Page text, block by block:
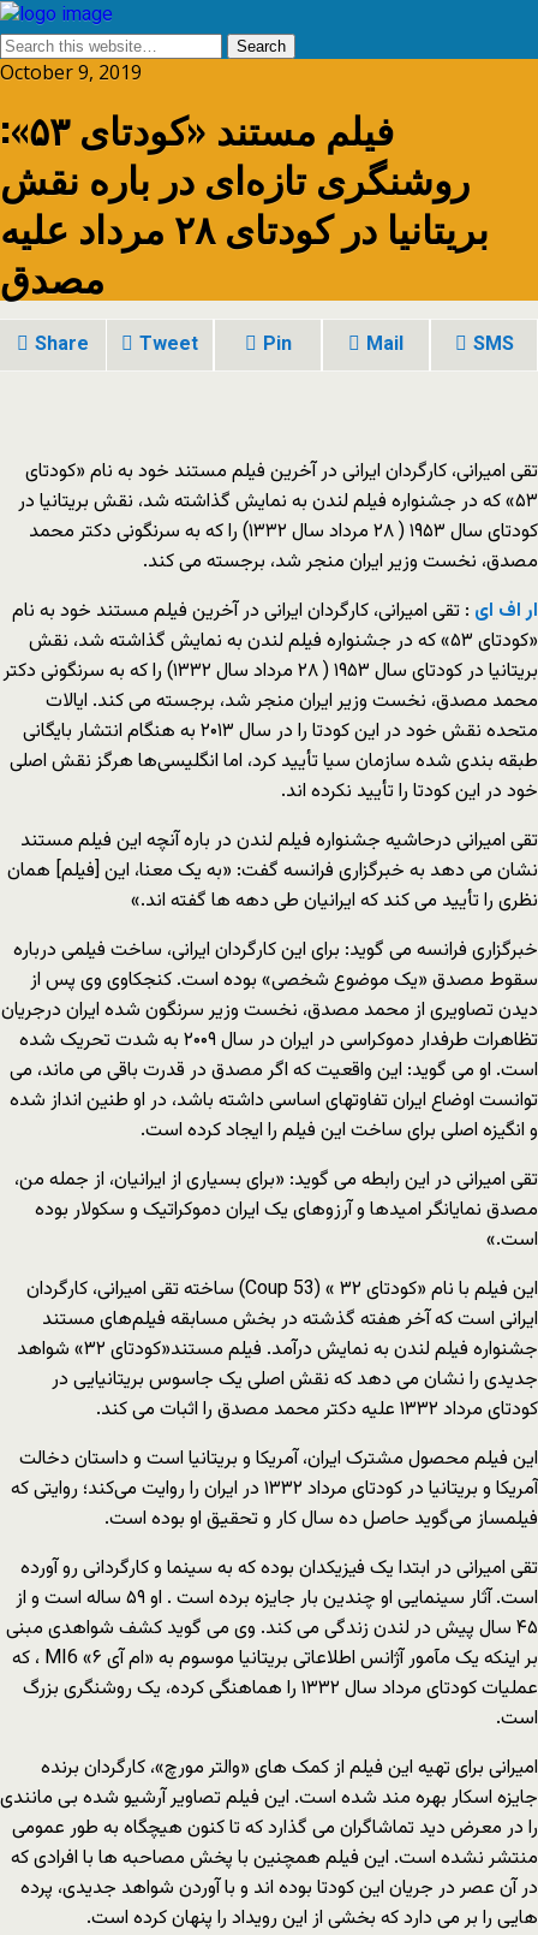
October 9, 2019
فیلم مستند «کودتای ۵۳»:
روشنگری تازه‌ای در باره نقش
بریتانیا در کودتای ۲۸ مرداد علیه
مصدق
Share Tweet Pin Mail SMS
تقی امیرانی، کارگردان ایرانی در آخرین فیلم مستند خود به نام «کودتای
۵۳» که در جشنواره فیلم لندن به نمایش گذاشته شد، نقش بریتانیا در
کودتای سال ١۹۵۳ ( ۲۸ مرداد سال ۱۳۳۲) را که به سرنگونی دکتر محمد
مصدق، نخست وزیر ایران منجر شد، برجسته می کند.
ار اف ای : تقی امیرانی، کارگردان ایرانی در آخرین فیلم مستند خود به نام
«کودتای ۵۳» که در جشنواره فیلم لندن به نمایش گذاشته شد، نقش
بریتانیا در کودتای سال ١۹۵۳ ( ۲۸ مرداد سال ۱۳۳۲) را که به سرنگونی دکتر
محمد مصدق، نخست وزیر ایران منجر شد، برجسته می کند. ایالات
متحده نقش خود در این کودتا را در سال ۲۰١۳ به هنگام انتشار بایگانی
طبقه بندی شده سازمان سیا تأیید کرد، اما انگلیسی‌ها هرگز نقش اصلی
خود در این کودتا را تأیید نکرده اند.
تقی امیرانی درحاشیه جشنواره فیلم لندن در باره آنچه این فیلم مستند
نشان می دهد به خبرگزاری فرانسه گفت: «به یک معنا، این [فیلم] همان
نظری را تأیید می کند که ایرانیان طی دهه ها گفته اند.»
خبرگزاری فرانسه می گوید: برای این کارگردان ایرانی، ساخت فیلمی درباره
سقوط مصدق «یک موضوع شخصی» بوده است. کنجکاوی وی پس از
دیدن تصاویری از محمد مصدق، نخست وزیر سرنگون شده ایران درجریان
تظاهرات طرفدار دموکراسی در ایران در سال ۲۰۰۹ به شدت تحریک شده
است. او می گوید: این واقعیت که اگر مصدق در قدرت باقی می ماند، می
توانست اوضاع ایران تفاوتهای اساسی داشته باشد، در او طنین انداز شده
و انگیزه اصلی برای ساخت این فیلم را ایجاد کرده است.
تقی امیرانی در این رابطه می گوید: «برای بسیاری از ایرانیان، از جمله من،
مصدق نمایانگر امیدها و آرزوهای یک ایران دموکراتیک و سکولار بوده
است.»
این فیلم با نام «کودتای ۳۲ » (Coup 53) ساخته تقی امیرانی، کارگردان
ایرانی است که آخر هفته گذشته در بخش مسابقه فیلم‌های مستند
جشنواره فیلم لندن به نمایش درآمد. فیلم مستند«کودتای ۳۲» شواهد
جدیدی را نشان می دهد که نقش اصلی یک جاسوس بریتانیایی در
کودتای مرداد ۱۳۳۲ علیه دکتر محمد مصدق را اثبات می کند.
این فیلم محصول مشترک ایران، آمریکا و بریتانیا است و داستان دخالت
آمریکا و بریتانیا در کودتای مرداد ۱۳۳۲ در ایران را روایت می‌کند؛ روایتی که
فیلمساز می‌گوید حاصل ده سال کار و تحقیق او بوده است.
تقی امیرانی در ابتدا یک فیزیکدان بوده که به سینما و کارگردانی رو آورده
است. آثار سینمایی او چندین بار جایزه برده است . او ۵۹ ساله است و از
۴۵ سال پیش در لندن زندگی می کند. وی می گوید کشف شواهدی مبنی
بر اینکه یک مآمور آژانس اطلاعاتی بریتانیا موسوم به «ام آی ۶» MI6 ، که
عملیات کودتای مرداد سال ۱۳۳۲ را هماهنگی کرده، یک روشنگری بزرگ
است.
امیرانی برای تهیه این فیلم از کمک های «والتر مورچ»، کارگردان برنده
جایزه اسکار بهره مند شده است. این فیلم تصاویر آرشیو شده بی مانندی
را در معرض دید تماشاگران می گذارد که تا کنون هیچگاه به طور عمومی
منتشر نشده است. این فیلم همچنین با پخش مصاحبه ها با افرادی که
در آن عصر در جریان این کودتا بوده اند و با آوردن شواهد جدیدی، پرده
هایی را بر می دارد که بخشی از این رویداد را پنهان کرده است.